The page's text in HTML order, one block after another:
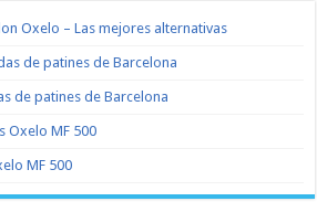
Oxelo – Las mejores alternativas
de patines de Barcelona
de patines de Barcelona
Oxelo MF 500
MF 500